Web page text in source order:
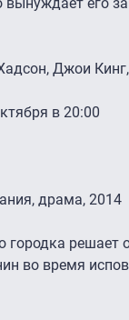
Джои
в 20:00
драма, 2014
городка решает
во время